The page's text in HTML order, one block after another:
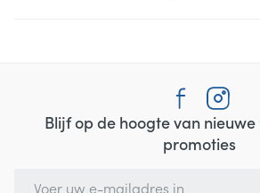
Blijf op de hoogte van
promoties